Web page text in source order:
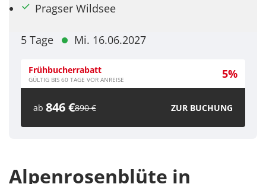
Pragser Wildsee
5 Tage Mi. 16.06.2027
Frühbucherrabatt
GÜLTIG BIS 60 TAGE VOR ANREISE 5%
ab 846 €890 € ZUR BUCHUNG
Alpenrosenblüte in